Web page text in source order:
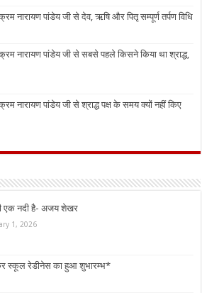
नारायण पांडेय जी से देव, ऋषि और पितृ सम्पूर्ण तर्पण विधि
नारायण पांडेय जी से सबसे पहले किसने किया था श्राद्ध,
नारायण पांडेय जी से श्राद्ध पक्ष के समय क्यों नहीं किए
एक नदी है- अजय शेखर
1, 2026
स्कूल रेडीनेस का हुआ शुभारम्भ*